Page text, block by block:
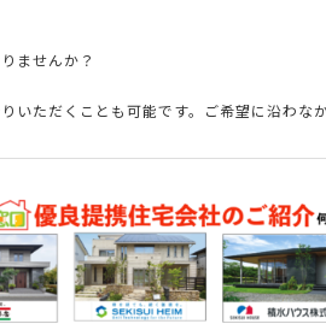
ませんか？
いただくことも可能です。ご希望に沿わ